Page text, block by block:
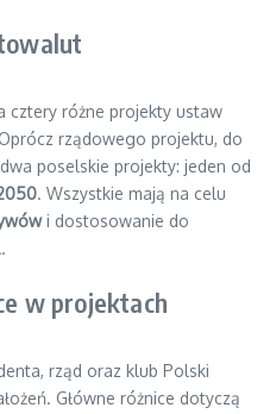
cztery różne projekty ustaw
rządowego projektu, do
poselskie projekty: jeden od
. Wszystkie mają na celu
i dostosowanie do
w projektach
rząd oraz klub Polski
Główne różnice dotyczą